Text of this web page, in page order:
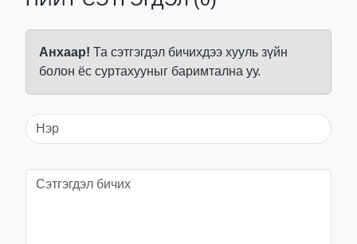
Анхаар! Та сэтгэгдэл бичихдээ хууль зүйн
болон ёс суртахууныг баримтална уу.